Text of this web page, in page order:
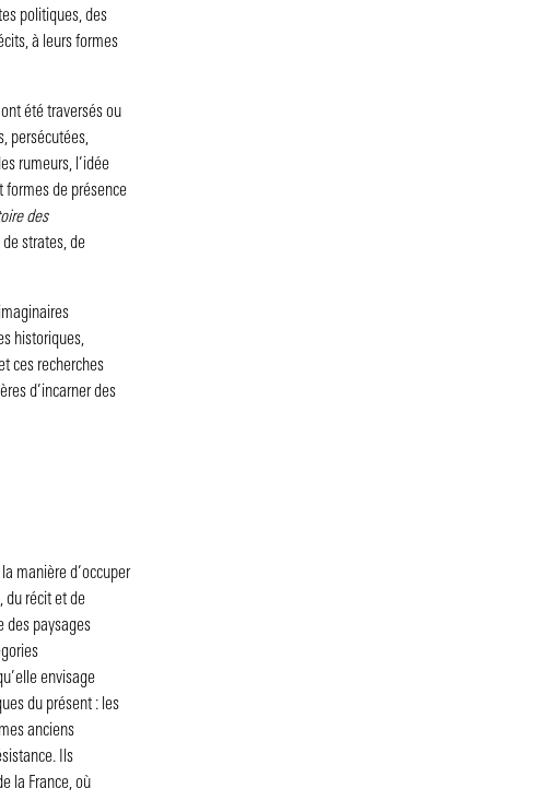
politiques, des
à leurs formes
été traversés ou
persécutées,
rumeurs, l’idée
formes de présence
des
strates, de
historiques,
ces recherches
d’incarner des
manière d’occuper
du récit et de
des paysages
envisage
du présent : les
anciens
Ils
la France, où